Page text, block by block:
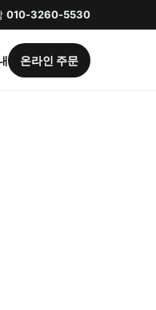
010-3260-5530
온라인 주문